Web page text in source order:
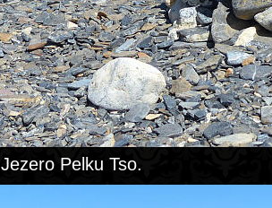
Jezero Pelku Tso.